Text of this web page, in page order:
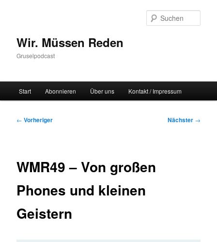
Wir. Müssen Reden
Gruselpodcast
Start Abonnieren Über uns Kontakt / Impressum
Beitragsnavigation
← Vorheriger Nächster →
WMR49 – Von großen
Phones und kleinen
Geistern